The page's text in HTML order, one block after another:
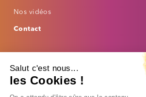
Nos vidéos
Contact
Footer bas Politique de
Politique de cookies
Lire la sélection
AUTRES OPTIONS
Salut c'est nous...
les Cookies !